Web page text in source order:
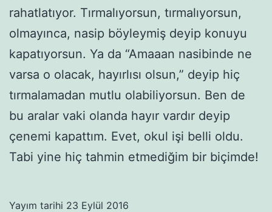
rahatlatıyor. Tırmalıyorsun, tırmalıyorsun,
olmayınca, nasip böyleymiş deyip konuyu
kapatıyorsun. Ya da “Amaaan nasibinde ne
varsa o olacak, hayırlısı olsun,” deyip hiç
tırmalamadan mutlu olabiliyorsun. Ben de
bu aralar vaki olanda hayır vardır deyip
çenemi kapattım. Evet, okul işi belli oldu.
Tabi yine hiç tahmin etmediğim bir biçimde!
Yayım tarihi 23 Eylül 2016